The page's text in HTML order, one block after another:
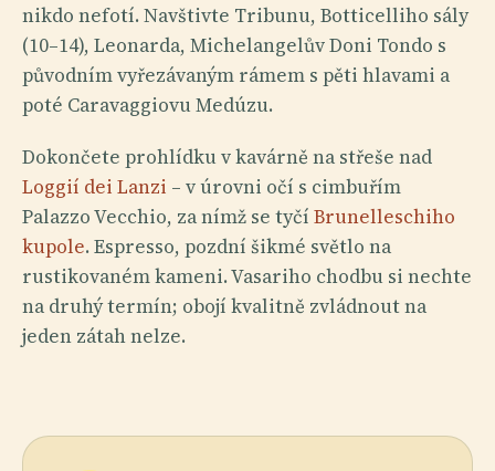
nikdo nefotí. Navštivte Tribunu, Botticelliho sály
(10–14), Leonarda, Michelangelův Doni Tondo s
původním vyřezávaným rámem s pěti hlavami a
poté Caravaggiovu Medúzu.
Dokončete prohlídku v kavárně na střeše nad
Loggií dei Lanzi – v úrovni očí s cimbuřím
Palazzo Vecchio, za nímž se tyčí Brunelleschiho
kupole. Espresso, pozdní šikmé světlo na
rustikovaném kameni. Vasariho chodbu si nechte
na druhý termín; obojí kvalitně zvládnout na
jeden zátah nelze.